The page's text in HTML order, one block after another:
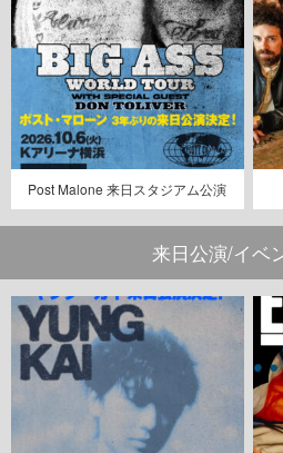
Post Malone 来日スタジアム公演
来日公演/イベ